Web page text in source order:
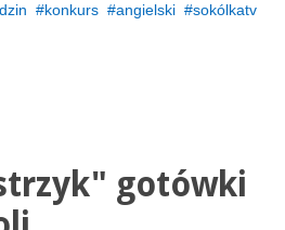
konkurs angielski
sokólkatv
gotówki